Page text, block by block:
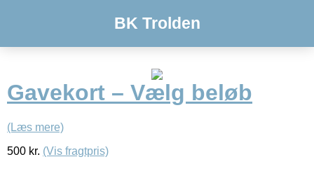
BK Trolden
Gavekort – Vælg beløb
(Læs mere)
500 kr. (Vis fragtpris)